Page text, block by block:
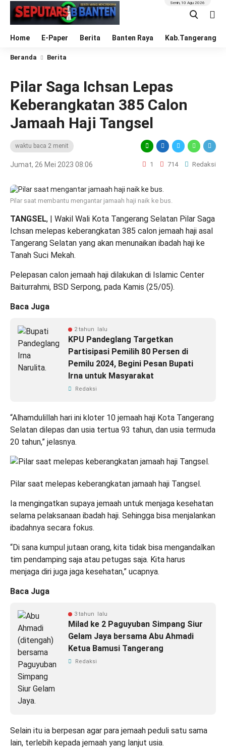
Home E-Paper Berita Banten Raya Kab.Tangerang
Senin, 10 Agu 2026
Beranda Berita
Pilar Saga Ichsan Lepas
Keberangkatan 385 Calon
Jamaah Haji Tangsel
waktu baca 2 menit
Jumat, 26 Mei 2023 08:06 1 714 Redaksi
Pilar saat membantu mengantar jamaah haji naik ke bus.
TANGSEL, | Wakil Wali Kota Tangerang Selatan Pilar Saga
Ichsan melepas keberangkatan 385 calon jemaah haji asal
Tangerang Selatan yang akan menunaikan ibadah haji ke
Tanah Suci Mekah.
Pelepasan calon jemaah haji dilakukan di Islamic Center
Baiturrahmi, BSD Serpong, pada Kamis (25/05).
Baca Juga
2 tahun lalu
KPU Pandeglang Targetkan
Partisipasi Pemilih 80 Persen di
Pemilu 2024, Begini Pesan Bupati
Irna untuk Masyarakat
Redaksi
“Alhamdulillah hari ini kloter 10 jemaah haji Kota Tangerang
Selatan dilepas dan usia tertua 93 tahun, dan usia termuda
20 tahun,” jelasnya.
Pilar saat melepas keberangkatan jamaah haji Tangsel.
Ia mengingatkan supaya jemaah untuk menjaga kesehatan
selama pelaksanaan ibadah haji. Sehingga bisa menjalankan
ibadahnya secara fokus.
“Di sana kumpul jutaan orang, kita tidak bisa mengandalkan
tim pendamping saja atau petugas saja. Kita harus
menjaga diri juga jaga kesehatan,” ucapnya.
Baca Juga
3 tahun lalu
Milad ke 2 Paguyuban Simpang Siur
Gelam Jaya bersama Abu Ahmadi
Ketua Bamusi Tangerang
Redaksi
Selain itu ia berpesan agar para jemaah peduli satu sama
lain, terlebih kepada jemaah yang lanjut usia.